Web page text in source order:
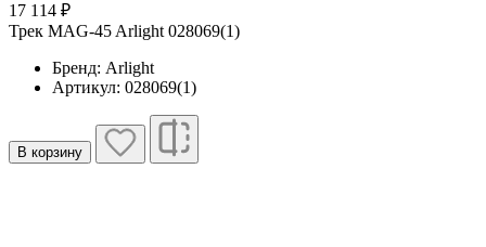
17 114 ₽
Трек MAG-45 Arlight 028069(1)
Бренд: Arlight
Артикул: 028069(1)
В корзину